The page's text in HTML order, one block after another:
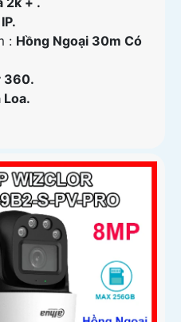
IP.
: Hồng Ngoại 30m Có
360.
Loa.